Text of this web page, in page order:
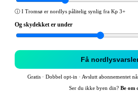
ⓘ I Tromsø er nordlys pålitelig synlig fra Kp 3+
Og skydekket er under
Få
Gratis · Dobbel opt-in · Avslutt abonnementet
Ser du ikke byen din? Be om